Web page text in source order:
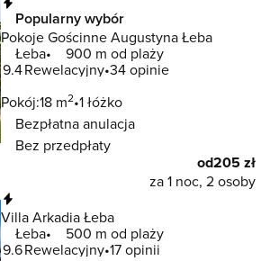
Popularny wybór
Pokoje Gościnne Augustyna Łeba
Łeba
900 m od plaży
9.4Rewelacyjny 34 opinie
Pokój:18 m2 1 łóżko
Bezpłatna anulacja
Bez przedpłaty
od205 zł
za 1 noc, 2 osoby
Villa Arkadia Łeba
Łeba
500 m od plaży
9.6Rewelacyjny 17 opinii